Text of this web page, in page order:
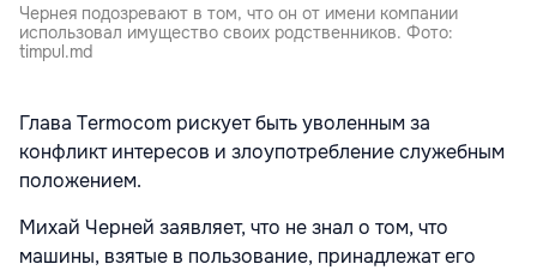
Чернея подозревают в том, что он от имени компании
использовал имущество своих родственников. Фото:
timpul.md
Глава Termocom рискует быть уволенным за
конфликт интересов и злоупотребление служебным
положением.
Михай Черней заявляет, что не знал о том, что
машины, взятые в пользование, принадлежат его